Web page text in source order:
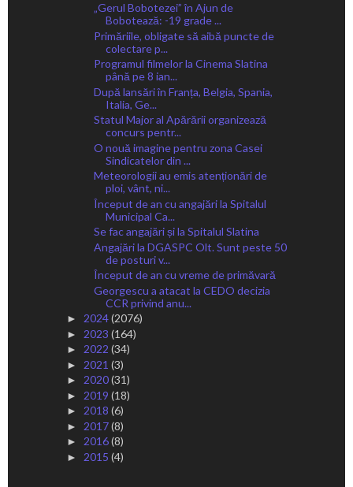
„Gerul Bobotezei” în Ajun de
Bobotează: -19 grade ...
Primăriile, obligate să aibă puncte de
colectare p...
Programul filmelor la Cinema Slatina
până pe 8 ian...
După lansări în Franța, Belgia, Spania,
Italia, Ge...
Statul Major al Apărării organizează
concurs pentr...
O nouă imagine pentru zona Casei
Sindicatelor din ...
Meteorologii au emis atenționări de
ploi, vânt, ni...
Început de an cu angajări la Spitalul
Municipal Ca...
Se fac angajări și la Spitalul Slatina
Angajări la DGASPC Olt. Sunt peste 50
de posturi v...
Început de an cu vreme de primăvară
Georgescu a atacat la CEDO decizia
CCR privind anu...
► 2024(2076)
► 2023 (164)
► 2022 (34)
► 2021 (3)
► 2020(31)
► 2019 (18)
► 2018 (6)
► 2017(8)
► 2016(8)
► 2015 (4)